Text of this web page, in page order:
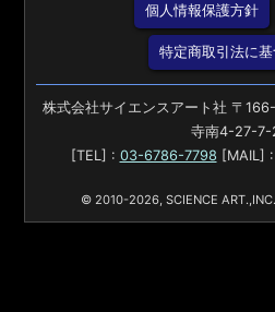
個人情報保護方針
特定商取引法に
株式会社サイエンスアート社 〒
寺南4-27-7-
[TEL] : 03-6786-7798 [MAIL] :
© 2010-2026, SCIENCE ART.,INC.